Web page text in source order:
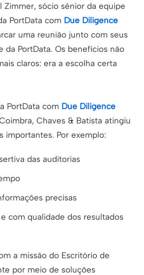
Zimmer, sócio sênior da equipe
PortData com Due Diligence
uma reunião junto com seus
da PortData. Os benefícios não
claros: era a escolha certa
PortData com Due Diligence
Chaves & Batista atingiu
importantes. Por exemplo:
das auditorias
precisas
com qualidade dos resultados
a missão do Escritório de
por meio de soluções